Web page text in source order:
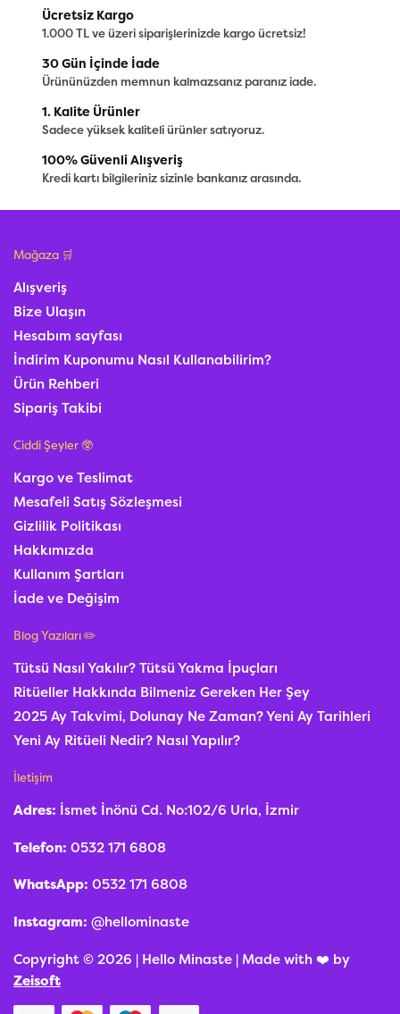
Ücretsiz Kargo
1.000 TL ve üzeri siparişlerinizde kargo ücretsiz!
30 Gün İçinde İade
Ürününüzden memnun kalmazsanız paranız iade.
1. Kalite Ürünler
Sadece yüksek kaliteli ürünler satıyoruz.
100% Güvenli Alışveriş
Kredi kartı bilgileriniz sizinle bankanız arasında.
Mağaza 🛒
Alışveriş
Bize Ulaşın
Hesabım sayfası
İndirim Kuponumu Nasıl Kullanabilirim?
Ürün Rehberi
Sipariş Takibi
Ciddi Şeyler 🥸
Kargo ve Teslimat
Mesafeli Satış Sözleşmesi
Gizlilik Politikası
Hakkımızda
Kullanım Şartları
İade ve Değişim
Blog Yazıları ✏️
Tütsü Nasıl Yakılır? Tütsü Yakma İpuçları
Ritüeller Hakkında Bilmeniz Gereken Her Şey
2025 Ay Takvimi, Dolunay Ne Zaman? Yeni Ay Tarihleri
Yeni Ay Ritüeli Nedir? Nasıl Yapılır?
İletişim
Adres: İsmet İnönü Cd. No:102/6 Urla, İzmir
Telefon: 0532 171 6808
WhatsApp: 0532 171 6808
Instagram: @hellominaste
Copyright © 2026 | Hello Minaste | Made with ❤️ by
Zeisoft